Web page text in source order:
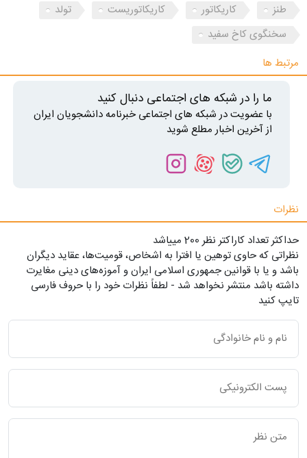
طنز کاریکاتور کاریکاتوریست
تولد
سخنگوی کاخ سفید
مرتبط ها
ما را در شبکه های اجتماعی دنبال کنید
با عضویت در شبکه های اجتماعی خبرنامه دانشجویان ایران
از آخرین اخبار مطلع شوید
نظرات
حداکثر تعداد کاراکتر نظر 200 ميياشد
نظراتی که حاوی توهین یا افترا به اشخاص، قومیت‌ها، عقاید دیگران
باشد و یا با قوانین جمهوری اسلامی ایران و آموزه‌های دینی مغایرت
داشته باشد منتشر نخواهد شد - لطفاً نظرات خود را با حروف فارسی
تایپ کنید